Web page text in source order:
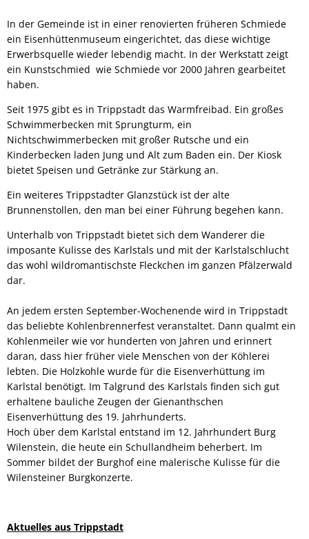
In der Gemeinde ist in einer renovierten früheren Schmiede
ein Eisenhüttenmuseum eingerichtet, das diese wichtige
Erwerbsquelle wieder lebendig macht. In der Werkstatt zeigt
ein Kunstschmied wie Schmiede vor 2000 Jahren gearbeitet
haben.
Seit 1975 gibt es in Trippstadt das Warmfreibad. Ein großes
Schwimmerbecken mit Sprungturm, ein
Nichtschwimmerbecken mit großer Rutsche und ein
Kinderbecken laden Jung und Alt zum Baden ein. Der Kiosk
bietet Speisen und Getränke zur Stärkung an.
Ein weiteres Trippstadter Glanzstück ist der alte
Brunnenstollen, den man bei einer Führung begehen kann.
Unterhalb von Trippstadt bietet sich dem Wanderer die
imposante Kulisse des Karlstals und mit der Karlstalschlucht
das wohl wildromantischste Fleckchen im ganzen Pfälzerwald
dar.
An jedem ersten September-Wochenende wird in Trippstadt
das beliebte Kohlenbrennerfest veranstaltet. Dann qualmt ein
Kohlenmeiler wie vor hunderten von Jahren und erinnert
daran, dass hier früher viele Menschen von der Köhlerei
lebten. Die Holzkohle wurde für die Eisenverhüttung im
Karlstal benötigt. Im Talgrund des Karlstals finden sich gut
erhaltene bauliche Zeugen der Gienanthschen
Eisenverhüttung des 19. Jahrhunderts.
Hoch über dem Karlstal entstand im 12. Jahrhundert Burg
Wilenstein, die heute ein Schullandheim beherbert. Im
Sommer bildet der Burghof eine malerische Kulisse für die
Wilensteiner Burgkonzerte.
Aktuelles aus Trippstadt